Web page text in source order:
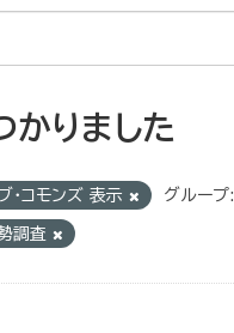
かりました
・コモンズ 表示 グループ:
調査